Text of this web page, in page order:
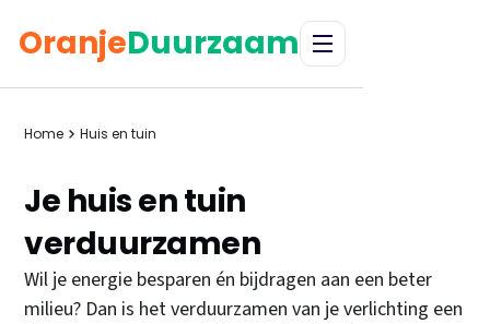
OranjeDuurzaam
Home Huis en tuin
Je huis en tuin
verduurzamen
Wil je energie besparen én bijdragen aan een beter
milieu? Dan is het verduurzamen van je verlichting een